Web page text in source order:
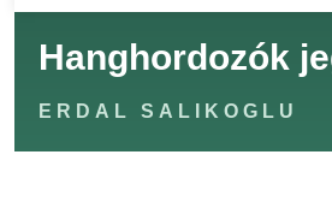
Hanghordozók
ERDAL SALIKOGLU